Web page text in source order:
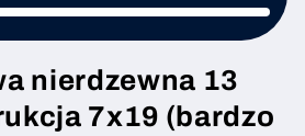
nierdzewna 13
7x19 (bardzo